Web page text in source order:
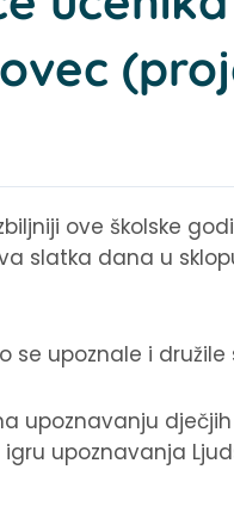
ove školske
slatka dana u
se upoznale i
upoznavanju
upoznavanja